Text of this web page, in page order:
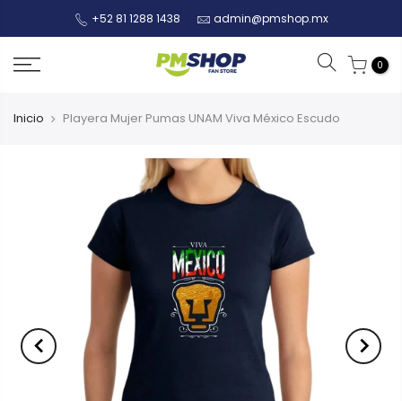
+52 81 1288 1438 admin@pmshop.mx
0
Inicio Playera Mujer Pumas UNAM Viva México Escudo